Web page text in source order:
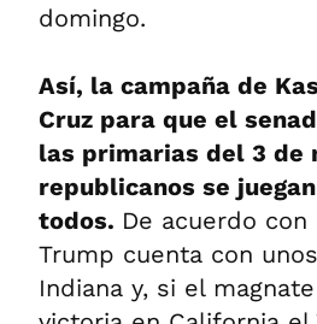
domingo.
Así, la campaña de
Cruz para que el
las primarias del 3 de
republicanos se
todos. De acuerdo
Trump cuenta con
Indiana y, si el